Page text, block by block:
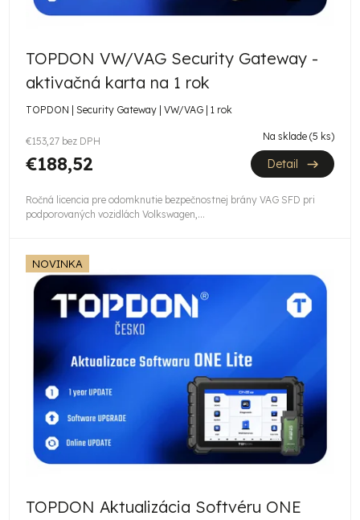
TOPDON VW/VAG Security Gateway -
aktivačná karta na 1 rok
TOPDON | Security Gateway | VW/VAG | 1 rok
€153,27 bez DPH
€188,52
Na sklade (5 ks)
Detail
Ročná licencia pre odomknutie bezpečnostnej brány VAG SFD pri
podporovaných vozidlách Volkswagen,...
NOVINKA
TOPDON Aktualizácia Softvéru ONE